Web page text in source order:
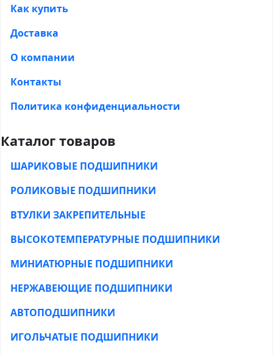
Как купить
Доставка
О компании
Контакты
Политика конфиденциальности
Каталог товаров
ШАРИКОВЫЕ ПОДШИПНИКИ
РОЛИКОВЫЕ ПОДШИПНИКИ
ВТУЛКИ ЗАКРЕПИТЕЛЬНЫЕ
ВЫСОКОТЕМПЕРАТУРНЫЕ ПОДШИПНИКИ
МИНИАТЮРНЫЕ ПОДШИПНИКИ
НЕРЖАВЕЮЩИЕ ПОДШИПНИКИ
АВТОПОДШИПНИКИ
ИГОЛЬЧАТЫЕ ПОДШИПНИКИ